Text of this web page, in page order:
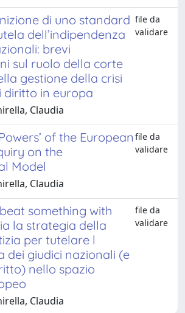
di uno standard
dell’indipendenza
brevi
sul ruolo della corte
gestione della crisi
diritto in europa
file da
validare
Claudia
of the European
on the
Model
file da
validare
Claudia
something with
la strategia della
per tutelare l
dei giudici nazionali (e
nello spazio
file da
validare
Claudia